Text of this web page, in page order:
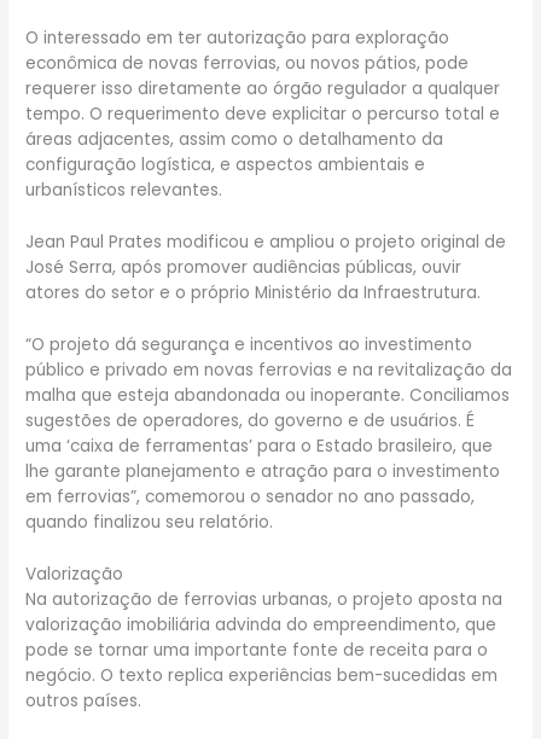
O interessado em ter autorização para exploração
econômica de novas ferrovias, ou novos pátios, pode
requerer isso diretamente ao órgão regulador a qualquer
tempo. O requerimento deve explicitar o percurso total e
áreas adjacentes, assim como o detalhamento da
configuração logística, e aspectos ambientais e
urbanísticos relevantes.
Jean Paul Prates modificou e ampliou o projeto original de
José Serra, após promover audiências públicas, ouvir
atores do setor e o próprio Ministério da Infraestrutura.
“O projeto dá segurança e incentivos ao investimento
público e privado em novas ferrovias e na revitalização da
malha que esteja abandonada ou inoperante. Conciliamos
sugestões de operadores, do governo e de usuários. É
uma ‘caixa de ferramentas’ para o Estado brasileiro, que
lhe garante planejamento e atração para o investimento
em ferrovias”, comemorou o senador no ano passado,
quando finalizou seu relatório.
Valorização
Na autorização de ferrovias urbanas, o projeto aposta na
valorização imobiliária advinda do empreendimento, que
pode se tornar uma importante fonte de receita para o
negócio. O texto replica experiências bem-sucedidas em
outros países.